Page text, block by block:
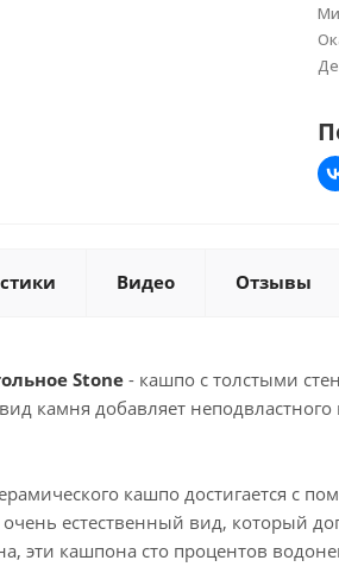
Видео Отзывы
Stone - кашпо с толстыми
камня добавляет
кашпо достигается с
естественный вид, который
эти кашпона сто процентов